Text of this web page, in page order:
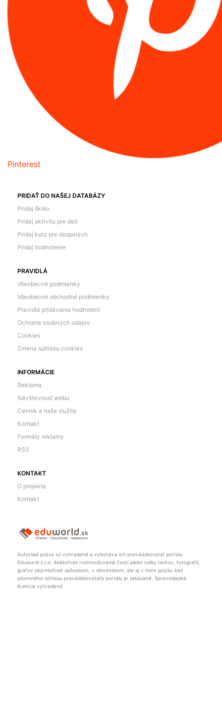
Pinterest
PRIDAŤ DO NAŠEJ DATABÁZY
Pridaj školu
Pridaj aktivitu pre deti
Pridaj kurz pre dospelých
Pridaj hodnotenie
PRAVIDLÁ
Všeobecné podmienky
Všeobecné obchodné podmienky
Pravidlá pridávania hodnotení
Ochrana osobných údajov
Cookies
Zmena súhlasu cookies
INFORMÁCIE
Reklama
Návštevnosť webu
Cenník a naše služby
Kontakt
Formáty reklamy
RSS
KONTAKT
O projekte
Kontakt
Autorské práva sú vyhradené a vykonáva ich prevádzkovateľ portálu
Eduworld s.r.o. Akékoľvek rozmnožovanie častí alebo celku textov, fotografií,
grafov akýmkoľvek spôsobom, v slovenskom, ale aj v inom jazyku bez
písomného súhlasu prevádzkovateľa portálu je zakázané. Spravodajská
licencia vyhradená.